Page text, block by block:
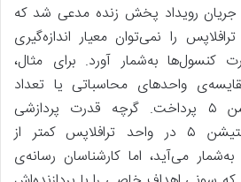
جریان رویداد پخش زنده مدعی شد که
را نمی‌توان معیار اندازه‌گیری
به‌شمار آورد. برای مثال،
واحد‌های محاسباتی یا تعداد
فلاپس‌های با پلی‌استیشن ۵ پرداخت. گرچه قدرت پردازشی
حافظه‌ی گرافیکی پلی‌استیشن ۵ در واحد ترافلاپس کمتر از
می‌آید، اما کارشناسان رسانه‌ی